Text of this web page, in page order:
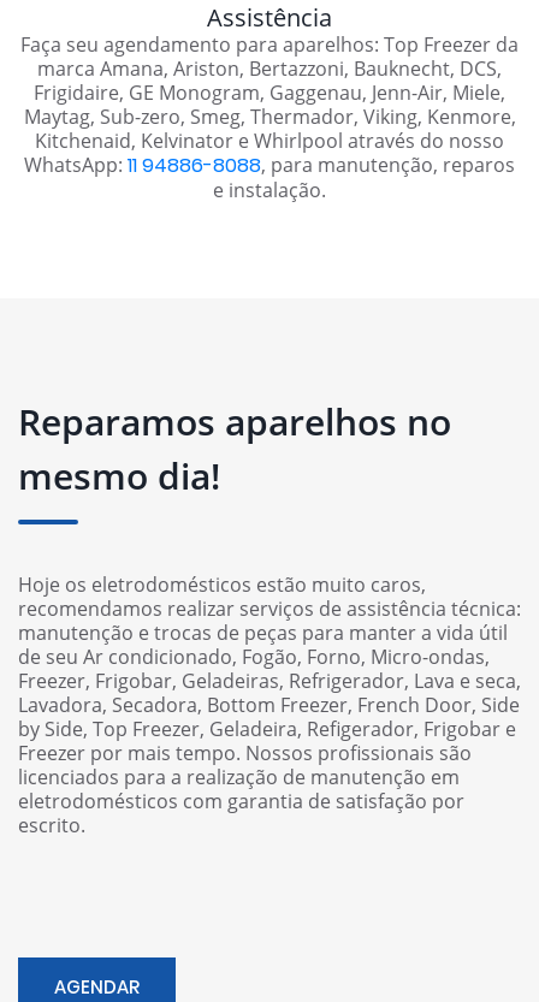
Assistência
Faça seu agendamento para aparelhos: Top Freezer da
marca Amana, Ariston, Bertazzoni, Bauknecht, DCS,
Frigidaire, GE Monogram, Gaggenau, Jenn-Air, Miele,
Maytag, Sub-zero, Smeg, Thermador, Viking, Kenmore,
Kitchenaid, Kelvinator e Whirlpool através do nosso
WhatsApp: 11 94886-8088, para manutenção, reparos
e instalação.
Reparamos aparelhos no
mesmo dia!
Hoje os eletrodomésticos estão muito caros,
recomendamos realizar serviços de assistência técnica:
manutenção e trocas de peças para manter a vida útil
de seu Ar condicionado, Fogão, Forno, Micro-ondas,
Freezer, Frigobar, Geladeiras, Refrigerador, Lava e seca,
Lavadora, Secadora, Bottom Freezer, French Door, Side
by Side, Top Freezer, Geladeira, Refigerador, Frigobar e
Freezer por mais tempo. Nossos profissionais são
licenciados para a realização de manutenção em
eletrodomésticos com garantia de satisfação por
escrito.
AGENDAR